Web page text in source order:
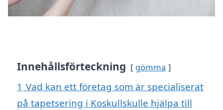
Innehållsförteckning gömma
1 Vad kan ett företag som är specialiserat
på tapetsering i Koskullskulle hjälpa till